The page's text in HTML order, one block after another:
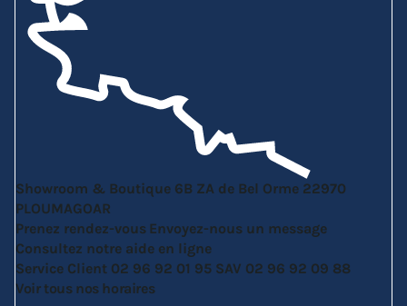
Showroom & Boutique 6B ZA de Bel Orme 22970
PLOUMAGOAR
Prenez rendez-vous Envoyez-nous un message
Consultez notre aide en ligne
Service Client 02 96 92 01 95 SAV 02 96 92 09 88
Voir tous nos horaires